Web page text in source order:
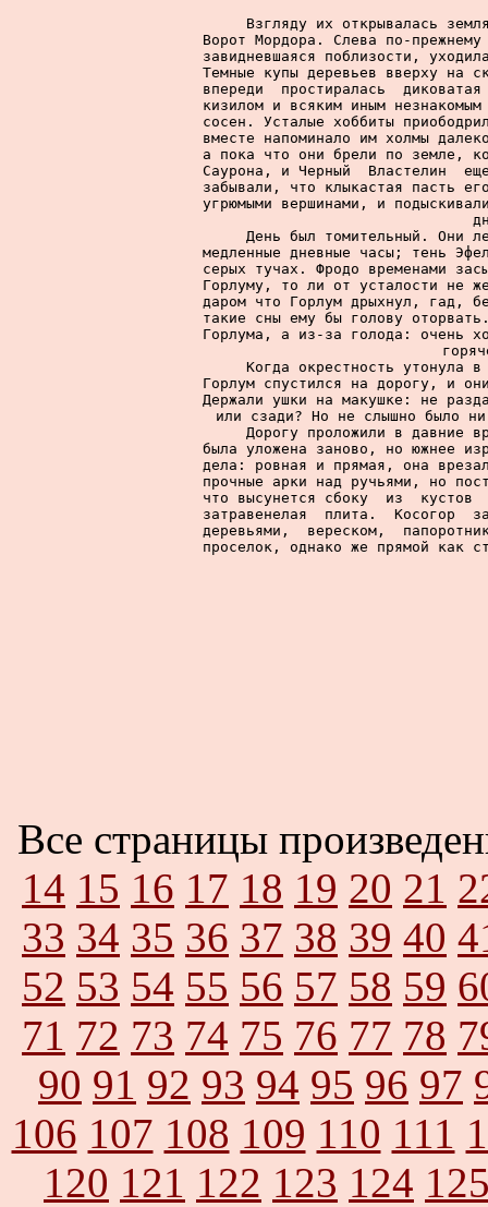
Взгляду их открывалась
Ворот Мордора. Слева по-
завидневшаяся поблизости,
Темные купы деревьев вверху на
впереди  простиралась
кизилом и всяким иным
сосен. Усталые хоббиты
вместе напоминало им холмы
а пока что они брели по земле,
Саурона, и Черный  Властелин
забывали, что клыкастая пасть
угрюмыми вершинами, и
День был томительный. Они
медленные дневные часы; тень
серых тучах. Фродо временами
Горлуму, то ли от усталости не
даром что Горлум дрыхнул, гад,
такие сны ему бы голову
Горлума, а из-за голода: очень
Когда окрестность утонула
Горлум спустился на дорогу, и
Держали ушки на макушке: не
или сзади? Но не слышно было
Дорогу проложили в давние
была уложена заново, но южнее
дела: ровная и прямая, она
прочные арки над ручьями, но
что высунется сбоку  из  кустов
затравенелая  плита.  Косогор
деревьями,  вереском,
проселок, однако же прямой как
Все страницы
14 15 16 17 18 19 20 21
33 34 35 36 37 38 39 40
52 53 54 55 56 57 58 59
71 72 73 74 75 76 77 78
90 91 92 93 94 95 96 97
106 107 108 109 110 111
120 121 122 123 124